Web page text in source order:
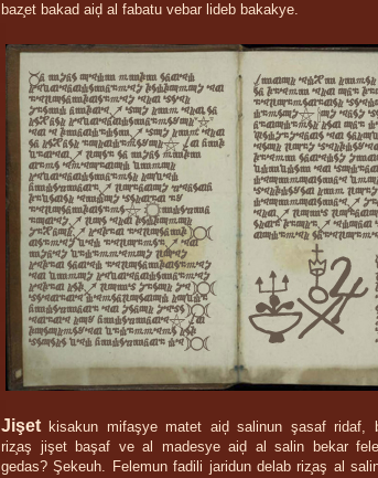
baz̧et bakad aiḑ al fabatu vebar lideb bakakye.
Jişet kisakun mifaşye matet aiḑ salinun şasaf ridaf,
riz̧aş jişet başaf ve al madesye aiḑ al salin bekar
gedas? Şekeuh. Felemun fadili jaridun delab riz̧aş al